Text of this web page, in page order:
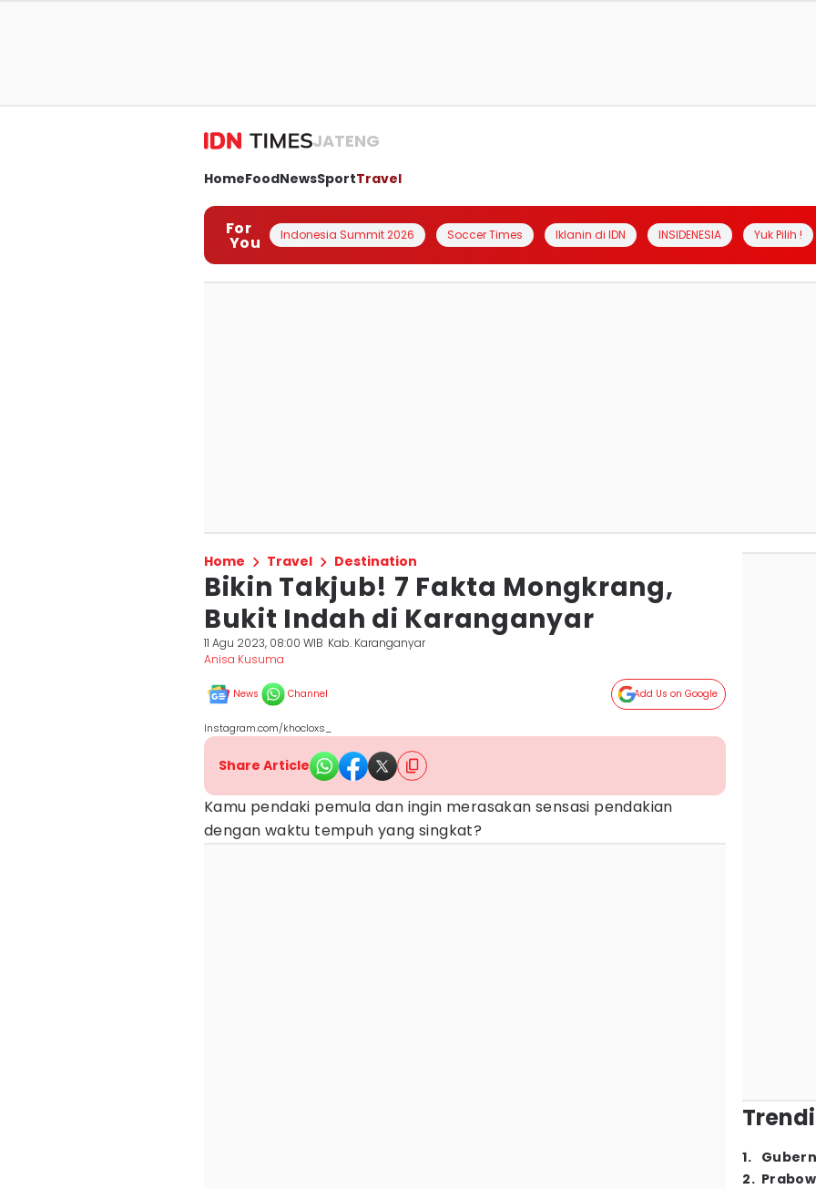
JATENG
HomeFoodNewsSportTravel
For
You Indonesia Summit 2026 Soccer Times Iklanin di IDN INSIDENESIA Yuk Pilih !
Home Travel Destination
Bikin Takjub! 7 Fakta Mongkrang,
Bukit Indah di Karanganyar
11 Agu 2023, 08:00 WIB Kab. Karanganyar
Anisa Kusuma
News Channel Add Us on Google
Instagram.com/khocloxs_
Share Article
Kamu pendaki pemula dan ingin merasakan sensasi pendakian
dengan waktu tempuh yang singkat?
1.
2.